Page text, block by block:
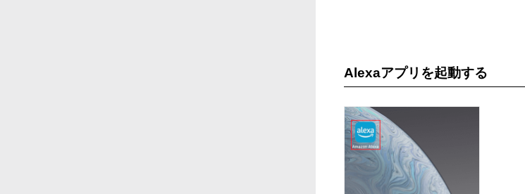
Alexaアプリを起動する